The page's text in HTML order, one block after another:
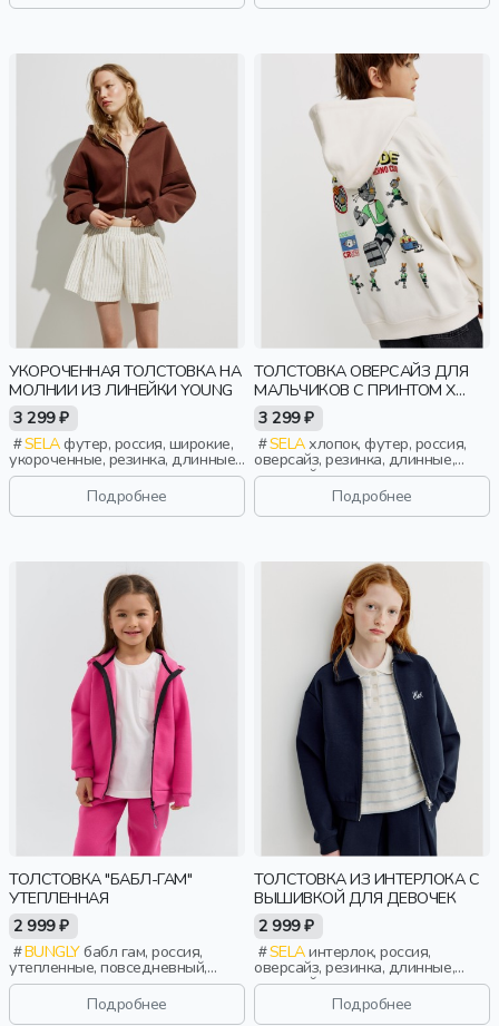
УКОРОЧЕННАЯ ТОЛСТОВКА НА
МОЛНИИ ИЗ ЛИНЕЙКИ YOUNG
3 299 ₽
SELAфутер, россия, широкие,
укороченные, резинка, длинные,
капюшон, молния, застежка,
манжета, свободные, девочки,
Подробнее
ТОЛСТОВКА ОВЕРСАЙЗ ДЛЯ
МАЛЬЧИКОВ С ПРИНТОМ X
СОЮЗМУЛЬТФИЛЬМ
3 299 ₽
SELAхлопок, футер, россия,
оверсайз, резинка, длинные,
длинный рукав, капюшон,
застежка, манжета, свободные,
принт, вышивка, кулиска,
мальчики, дети
Подробнее
ТОЛСТОВКА "БАБЛ-ГАМ"
УТЕПЛЕННАЯ
2 999 ₽
BUNGLYбабл гам, россия,
утепленные, повседневный,
девочки, малыши, дошкольники,
Подробнее
ТОЛСТОВКА ИЗ ИНТЕРЛОКА С
ВЫШИВКОЙ ДЛЯ ДЕВОЧЕК
2 999 ₽
SELAинтерлок, россия,
оверсайз, резинка, длинные,
длинный рукав, застежка, школа,
манжета, прорези, вышивка,
воротник, девочки, дети
Подробнее